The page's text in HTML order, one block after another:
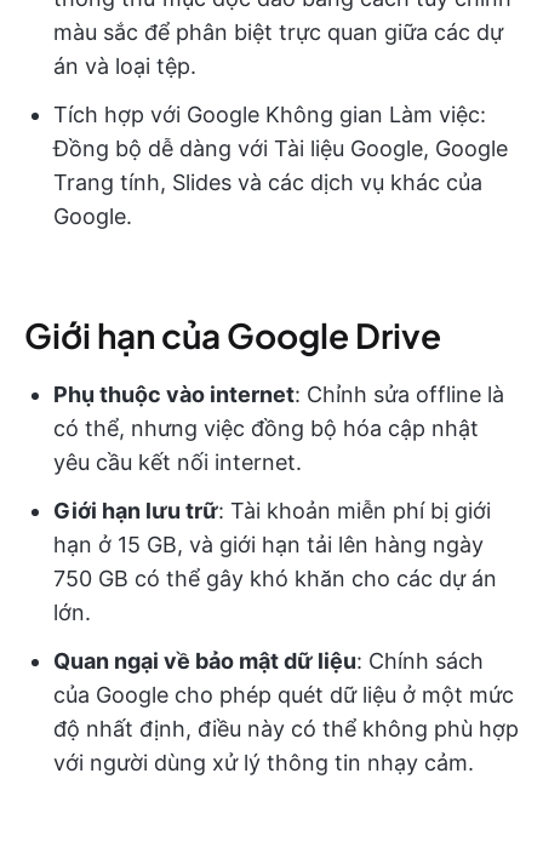
màu sắc để phân biệt trực quan giữa các dự
án và loại tệp.
Tích hợp với Google Không gian Làm việc:
Đồng bộ dễ dàng với Tài liệu Google, Google
Trang tính, Slides và các dịch vụ khác của
Google.
Giới hạn của Google Drive
Phụ thuộc vào internet: Chỉnh sửa offline là
có thể, nhưng việc đồng bộ hóa cập nhật
yêu cầu kết nối internet.
Giới hạn lưu trữ: Tài khoản miễn phí bị giới
hạn ở 15 GB, và giới hạn tải lên hàng ngày
750 GB có thể gây khó khăn cho các dự án
lớn.
Quan ngại về bảo mật dữ liệu: Chính sách
của Google cho phép quét dữ liệu ở một mức
độ nhất định, điều này có thể không phù hợp
với người dùng xử lý thông tin nhạy cảm.